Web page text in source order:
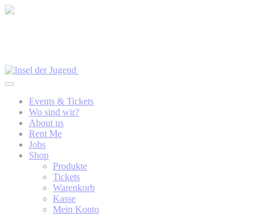
Events & Tickets
Wo sind wir?
About us
Rent Me
Jobs
Shop
Produkte
Tickets
Warenkorb
Kasse
Mein Konto